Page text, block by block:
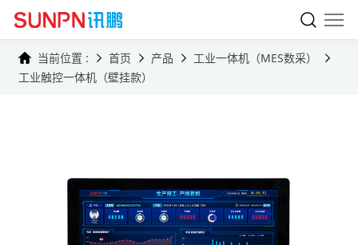
当前位置 : 首页 产品
工业一体机（MES数采）
工业触控一体机（壁挂款）